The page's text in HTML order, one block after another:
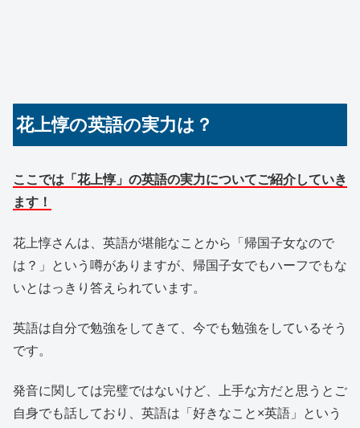
花上惇の英語の実力は？
ここでは「花上惇」の英語の実力についてご紹介していき
ます！
花上惇さんは、英語が堪能なことから「帰国子女なので
は？」という噂がありますが、帰国子女でもハーフでもな
いとはっきり答えられています。
英語は自分で勉強をしてきて、今でも勉強をしているそう
です。
発音に関しては完璧ではないけど、上手な方だと思うとご
自身でも話しており、英語は「好きなこと×英語」という